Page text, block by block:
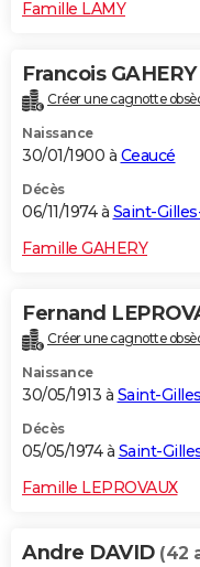
Famille LAMY
Francois GAHERY
Créer une cagnotte
Naissance
30/01/1900 à Ceaucé
Décès
06/11/1974 à Saint-
Famille GAHERY
Fernand
Créer une cagnotte
Naissance
30/05/1913 à Saint-
Décès
05/05/1974 à Saint-
Famille LEPROVAUX
Andre DAVID (42